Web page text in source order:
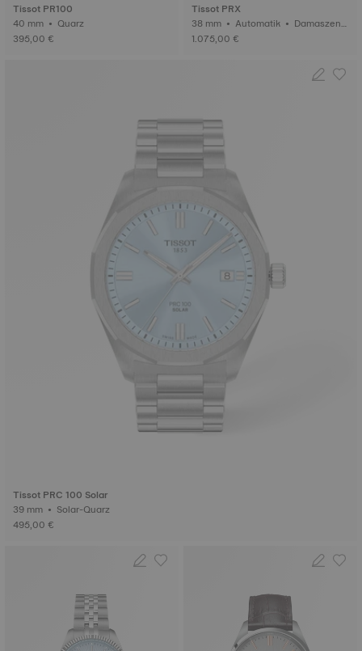
Tissot PR100
40 mm • Quarz
395,00 €
Tissot PRX
38 mm • Automatik • Damaszene
rstahl
1.075,00 €
Tissot PRC 100 Solar
39 mm • Solar-Quarz
495,00 €